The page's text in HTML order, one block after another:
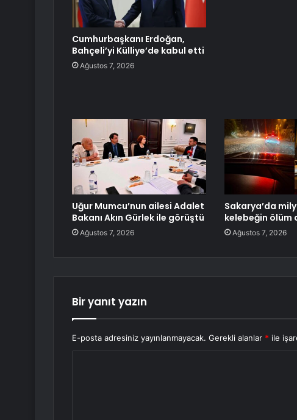
Cumhurbaşkanı Erdoğan,
Bahçeli’yi Külliye’de kabul etti
Ağustos 7, 2026
Uğur Mumcu’nun ailesi Adalet
Bakanı Akın Gürlek ile görüştü
Ağustos 7, 2026
Sakarya’da
kelebeğin ölüm
Ağustos 7, 2026
Bir yanıt yazın
E-posta adresiniz yayınlanmayacak. Gerekli alanlar * ile